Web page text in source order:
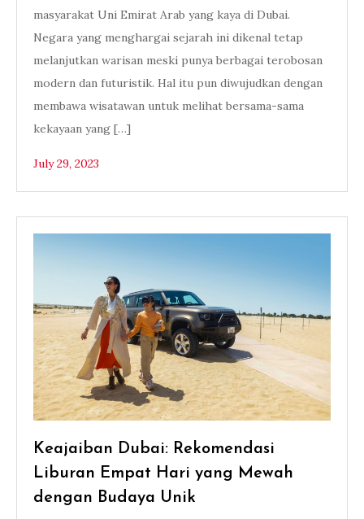
masyarakat Uni Emirat Arab yang kaya di Dubai.
Negara yang menghargai sejarah ini dikenal tetap
melanjutkan warisan meski punya berbagai terobosan
modern dan futuristik. Hal itu pun diwujudkan dengan
membawa wisatawan untuk melihat bersama-sama
kekayaan yang […]
July 29, 2023
Keajaiban Dubai: Rekomendasi
Liburan Empat Hari yang Mewah
dengan Budaya Unik